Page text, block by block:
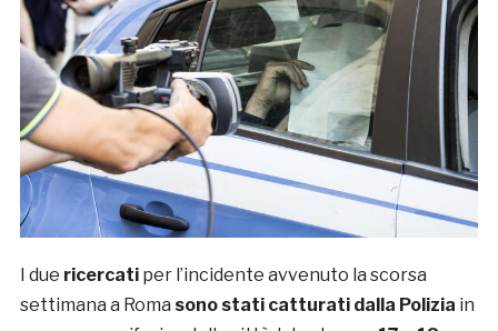
I due ricercatiper l’incidente avvenuto la scorsa
settimana a Roma sono stati catturati dalla Polizia in